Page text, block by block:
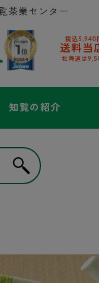
茶業センター
税込5,940
送料当
北海道は
知覧の紹介